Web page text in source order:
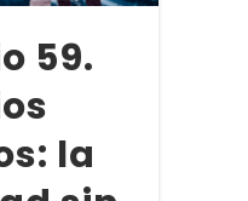
59.
la